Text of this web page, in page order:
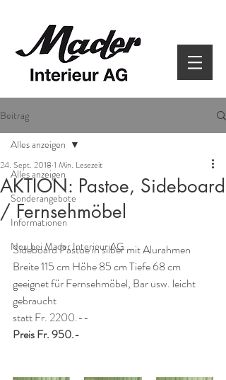
Beitrag
Alles anzeigen
Sonderangebote
Informationen
Neu bei Mader Interieur AG
Alles anzeigen
AKTION: Pastoe, Sideboard
/ Fernsehmöbel
24. Sept. 2018 1 Min. Lesezeit
Sideboard Pastoe in silber mit Alurahmen
Breite 115 cm Höhe 85 cm Tiefe 68 cm
geeignet für Fernsehmöbel, Bar usw. leicht
gebraucht
statt Fr. 2200.--
Preis Fr. 950.-